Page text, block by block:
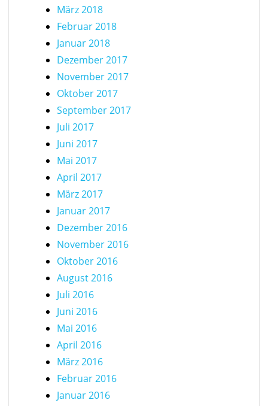
März 2018
Februar 2018
Januar 2018
Dezember 2017
November 2017
Oktober 2017
September 2017
Juli 2017
Juni 2017
Mai 2017
April 2017
März 2017
Januar 2017
Dezember 2016
November 2016
Oktober 2016
August 2016
Juli 2016
Juni 2016
Mai 2016
April 2016
März 2016
Februar 2016
Januar 2016